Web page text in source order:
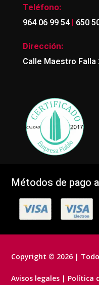
Teléfono:
964 06 99 54| 650
Dirección:
Calle Maestro Falla
Métodos de pago
Copyright © 2026 |
Avisos legales | Política